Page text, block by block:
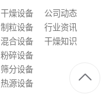
干燥设备
制粒设备
混合设备
粉碎设备
筛分设备
热源设备
公司动态
行业资讯
干燥知识